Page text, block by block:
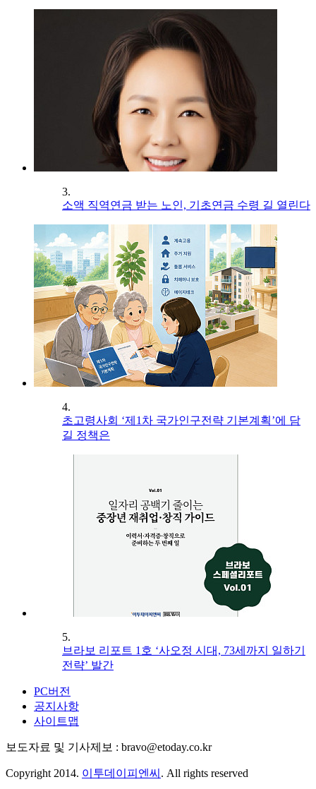
3.
소액 직역연금 받는 노인, 기초연금 수령 길 열린다
4.
초고령사회 ‘제1차 국가인구전략 기본계획’에 담
길 정책은
5.
브라보 리포트 1호 ‘사오정 시대, 73세까지 일하기
전략’ 발간
PC버전
공지사항
사이트맵
보도자료 및 기사제보 : bravo@etoday.co.kr
Copyright 2014. 이투데이피엔씨 . All rights reserved